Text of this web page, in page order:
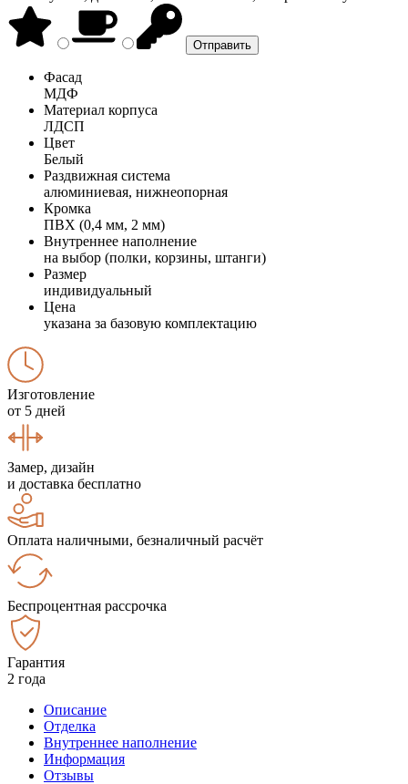
Фасад
МДФ
Материал корпуса
ЛДСП
Цвет
Белый
Раздвижная система
алюминиевая, нижнеопорная
Кромка
ПВХ (0,4 мм, 2 мм)
Внутреннее наполнение
на выбор (полки, корзины, штанги)
Размер
индивидуальный
Цена
указана за базовую комплектацию
Изготовление
от 5 дней
Замер, дизайн
и доставка бесплатно
Оплата наличными, безналичный расчёт
Беспроцентная рассрочка
Гарантия
2 года
Описание
Отделка
Внутреннее наполнение
Информация
Отзывы